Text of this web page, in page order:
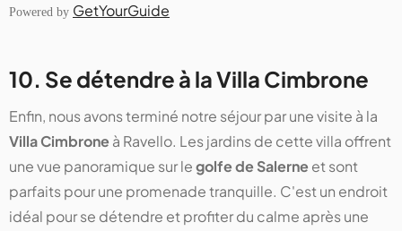
Powered by GetYourGuide
10. Se détendre à la Villa Cimbrone
Enfin, nous avons terminé notre séjour par une visite à la
Villa Cimbroneà Ravello. Les jardins de cette villa offrent
une vue panoramique sur legolfe de Salerneet sont
parfaits pour une promenade tranquille. C'est un endroit
idéal pour se détendre et profiter du calme après une